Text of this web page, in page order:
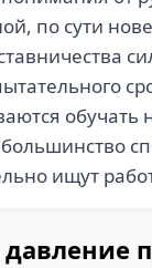
по сути
обучать
ищут